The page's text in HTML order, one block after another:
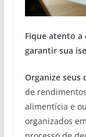
Fique atento
garantir sua
Organize seus
de
alimentícia e
organizados